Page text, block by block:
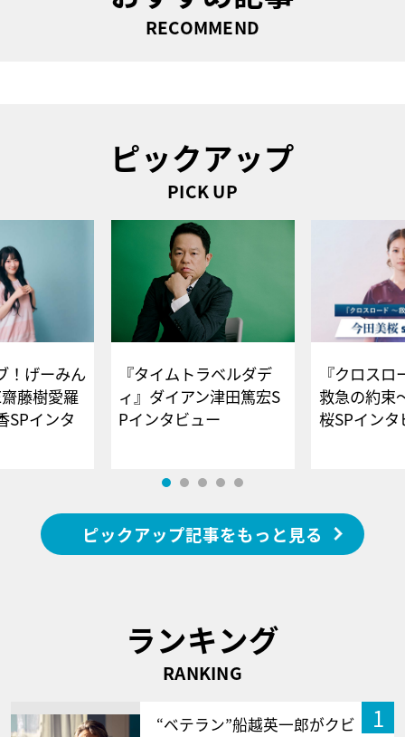
RECOMMEND
ピックアップ
PICK UP
！げーみん
藤樹愛羅
SPインタ
『タイムトラベルダデ
ィ』ダイアン津田篤宏S
Pインタビュー
『クロス
救急の約束
桜SPイ
ピックアップ記事をもっと見る
ランキング
RANKING
1
“ベテラン”船越英一郎がクビ